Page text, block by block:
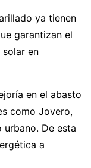
ya tienen
garantizan el
solar en
en el abasto
como Jovero,
urbano. De esta
a